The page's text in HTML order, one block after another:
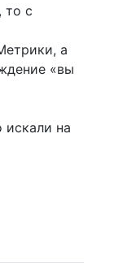
то с
а
«вы
на